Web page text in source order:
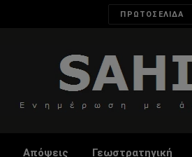
ΠΡΩΤΟΣΕΛΙΔΑ
Απόψεις Γεωστρατηγική